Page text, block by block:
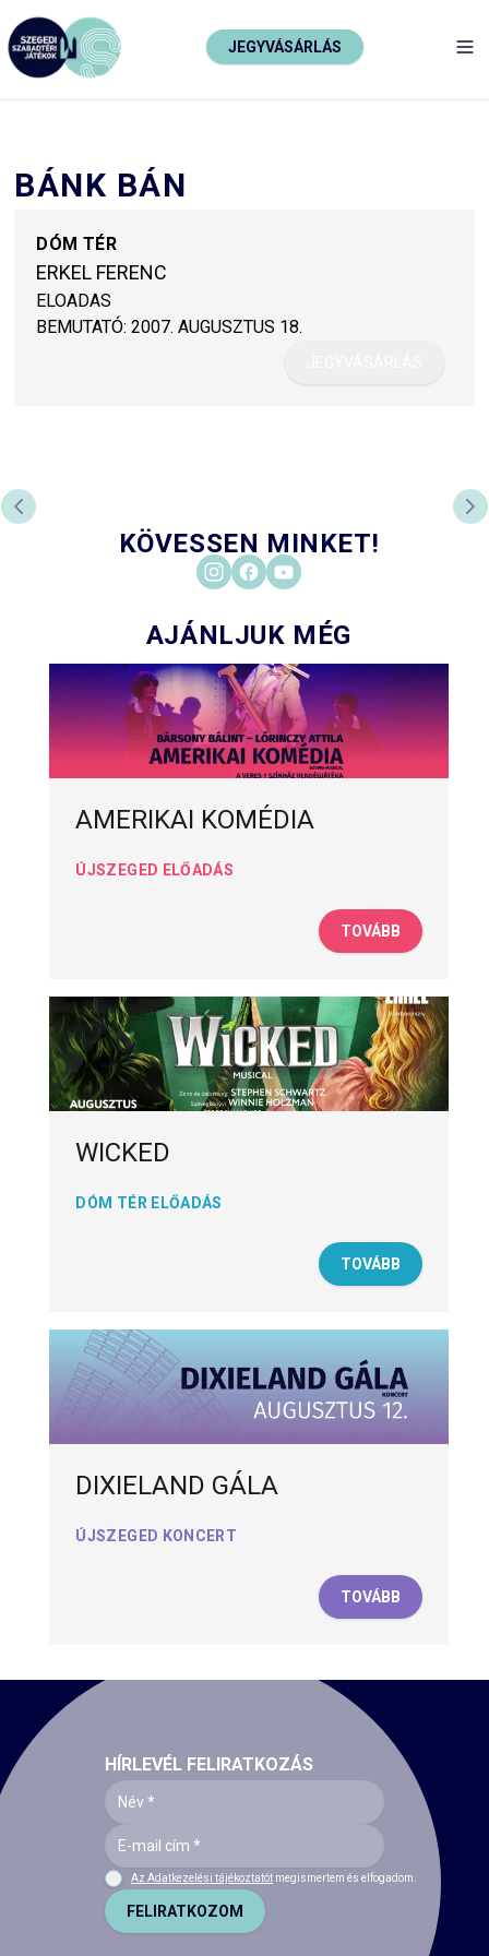
JEGYVÁSÁRLÁS
BÁNK BÁN
DÓM TÉR
ERKEL FERENC
ELOADAS
BEMUTATÓ: 2007. AUGUSZTUS 18.
PREVIOUS SLIDE
KÖVESSEN MINKET!
AJÁNLJUK MÉG
AMERIKAI KOMÉDIA
ÚJSZEGED ELŐADÁS
TOVÁBB
WICKED
DÓM TÉR ELŐADÁS
TOVÁBB
DIXIELAND GÁLA
ÚJSZEGED KONCERT
TOVÁBB
HÍRLEVÉL FELIRATKOZÁS
Az Adatkezelési tájékoztatót megismertem és elfogadom.
FELIRATKOZOM